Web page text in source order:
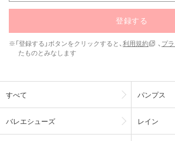
登録する
※「登録する」ボタンをクリックすると、利用規約 、 プ
たものとみなします
すべて パンプス
バレエシューズ レイン